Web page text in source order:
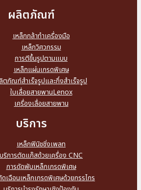
ผลิตภัณฑ์
เหล็กกล้าทำเครื่องมือ
เหล็กวิศวกรรม
การตีขึ้นรูปตามแบบ
เหล็กแผ่นเกรดพิเศษ
ตภัณฑ์สำเร็จรูปและกึ่งสำเร็จรูป
ใบเลื่อยสายพานLenox
เครื่องเลื่อยสายพาน
บริการ
เหล็กฟินิชชิ่งเพลท
บริการตัดแก๊สด้วยเครื่อง CNC
การดัดพับเหล็กเกรดพิเศษ
เฉือนเหล็กเกรดพิเศษด้วยกรรไกร